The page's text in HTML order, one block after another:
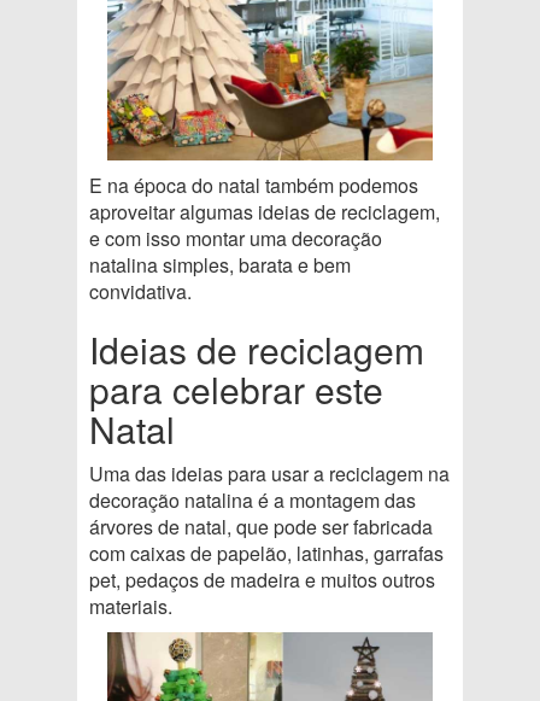
E na época do natal também podemos
aproveitar algumas ideias de reciclagem,
e com isso montar uma decoração
natalina simples, barata e bem
convidativa.
Ideias de reciclagem
para celebrar este
Natal
Uma das ideias para usar a reciclagem na
decoração natalina é a montagem das
árvores de natal, que pode ser fabricada
com caixas de papelão, latinhas, garrafas
pet, pedaços de madeira e muitos outros
materiais.